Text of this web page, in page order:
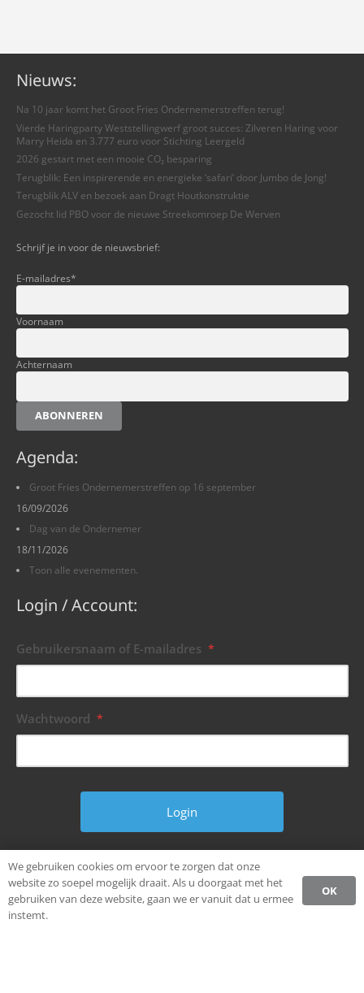
Nieuws:
Na 10 jaar komt het Groot Fries Ondernemerstreffen terug!
Vierde Haringparty Weststellingwerf groot succes: Zilveren Haring voor
Marry Heida en 3.777 euro voor Stichting Leergeld
2026 gestart met een mooie CO₂ besparing
Terugblik: Een inspirerende en energieke ‘safari’ door Jumbo de Jong!
Terugblik ALV en bezoek aan Dragt Houtkonstruktie
Gezocht lid PBO voor de nieuwe Streekomroep De Werven
Schrijf je in voor de nieuwsbrief:
E-mailadres*
Voornaam
Achternaam
ABONNEREN
Agenda:
Groot Fries Ondernemerstreffen op 16 september
16/09/2026
Dag van de Ondernemer
18/11/2026
Toon alle evenementen.
Login / Account:
Gebruikersnaam of E-mailadres *
Wachtwoord *
Wachtwoord vergeten?
We gebruiken cookies om ervoor te zorgen dat onze
website zo soepel mogelijk draait. Als u doorgaat met het
gebruiken van deze website, gaan we er vanuit dat u ermee
instemt.
OK